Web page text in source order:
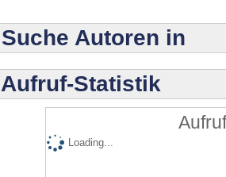
Suche Autoren in
Aufruf-Statistik
Loading...